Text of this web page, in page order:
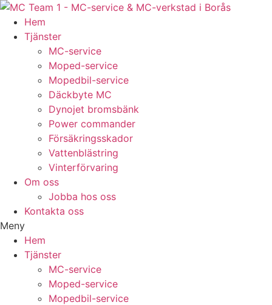
Hem
Tjänster
MC-service
Moped-service
Mopedbil-service
Däckbyte MC
Dynojet bromsbänk
Power commander
Försäkringsskador
Vattenblästring
Vinterförvaring
Om oss
Jobba hos oss
Kontakta oss
Meny
Hem
Tjänster
MC-service
Moped-service
Mopedbil-service